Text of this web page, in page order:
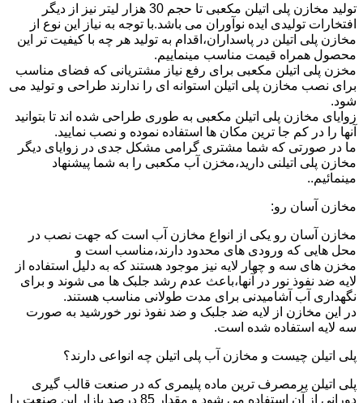
تولید مخازن پلی اتیلن مکعبی تا حجم 30 هزار لیتر نیز از دیگر
افتخارات تولیدی ایده نوآوران می باشد.با توجه به نیاز این نوع از
مخازن پلی اتیلن در پاسداران،اقدام به تولید هر چه با کیفیت تر این
محصول همراه قیمت مناسب مینماییم.
مخزن پلی اتیلن مکعبی برای رفع نیاز مشتریانی که فضای مناسب
برای نصب مخازن پلی اتیلن استوانه ای را ندارند طراحی و تولید می
شود.
زوایای مخازن پلی اتیلن مکعبی به طوری طراحی شده اند تا بتوانید
آنها را در کم جا ترین مکان ها استفاده نموده و نصب نمایید.
ما در صورتی که شما مشتری گرامی مشکل جدی در زوایای دیگر
مخازن پلی اتیلنی دارید،مخزن آب مکعبی را به شما پیشنهاد
مینمائیم..
مخازن آسان رو:
مخازن آسان رو یکی از انواع مخازن آب است که جهت نصب در
محل هایی که ورودی های محدود دارند،مناسب است و
مخزن های سه و چهار لایه نیز موجود هستند که به دلیل استفاده از
لایه ضد نفوذ نور در آنها،باعث عدم رشد جلبک ها می شوند و برای
نگهداری آب آشامیدنی برای مدت طولانی مناسب هستند.
در این مخازن از لایه ضد جلبک و ضد نفوذ نور خورشید به صورت
سه لایه استفاده شده است.
پلی اتیلن چیست و مخازن آب پلی اتیلن چه انواعی دارند؟
پلی اتیلن پرمصرف ترین ماده پلیمری که در صنعت قالب گیری
دورانی از آن استفاده می شود و مقدار 85 درصد بازار این صنعت را